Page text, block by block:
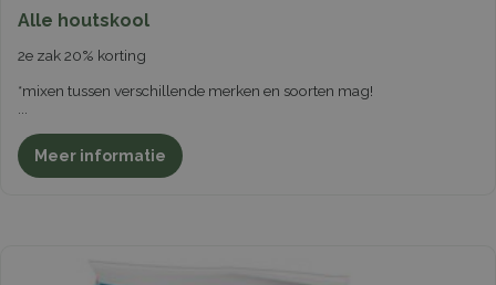
Alle houtskool
2e zak 20% korting
*mixen tussen verschillende merken en soorten mag!
Meer informatie